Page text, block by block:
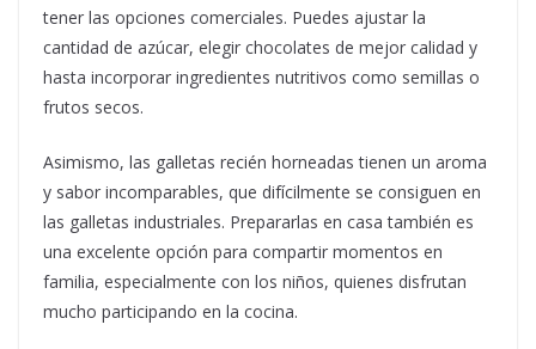
tener las opciones comerciales. Puedes ajustar la
cantidad de azúcar, elegir chocolates de mejor calidad y
hasta incorporar ingredientes nutritivos como semillas o
frutos secos.
Asimismo, las galletas recién horneadas tienen un aroma
y sabor incomparables, que difícilmente se consiguen en
las galletas industriales. Prepararlas en casa también es
una excelente opción para compartir momentos en
familia, especialmente con los niños, quienes disfrutan
mucho participando en la cocina.